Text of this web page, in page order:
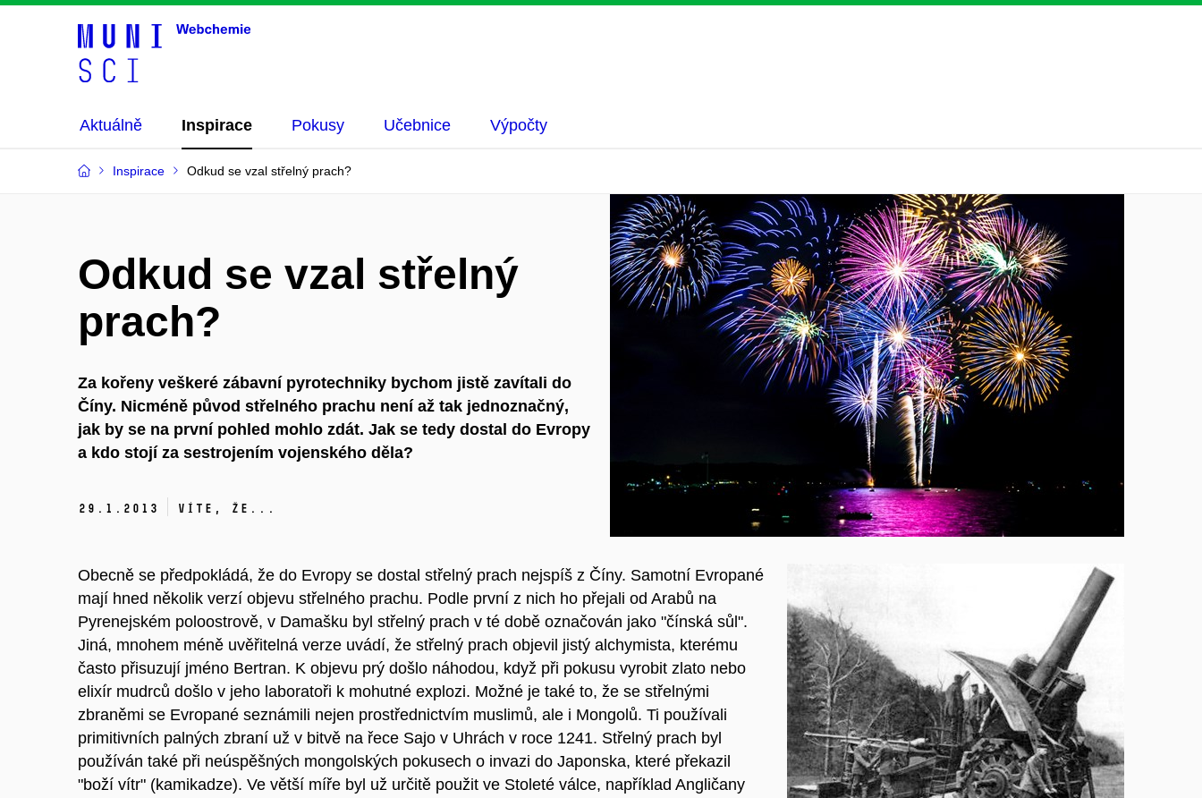
Aktuálně Inspirace Pokusy Učebnice Výpočty
Inspirace Odkud se vzal střelný prach?
Odkud se vzal střelný
prach?
Za kořeny veškeré zábavní pyrotechniky bychom jistě zavítali do
Číny. Nicméně původ střelného prachu není až tak jednoznačný,
jak by se na první pohled mohlo zdát. Jak se tedy dostal do Evropy
a kdo stojí za sestrojením vojenského děla?
29. 1. 2013 Víte, že...
Obecně se předpokládá, že do Evropy se dostal střelný prach nejspíš z Číny. Samotní Evropané
mají hned několik verzí objevu střelného prachu. Podle první z nich ho přejali od Arabů na
Pyrenejském poloostrově, v Damašku byl střelný prach v té době označován jako "čínská sůl".
Jiná, mnohem méně uvěřitelná verze uvádí, že střelný prach objevil jistý alchymista, kterému
často přisuzují jméno Bertran. K objevu prý došlo náhodou, když při pokusu vyrobit zlato nebo
elixír mudrců došlo v jeho laboratoři k mohutné explozi. Možné je také to, že se střelnými
zbraněmi se Evropané seznámili nejen prostřednictvím muslimů, ale i Mongolů. Ti používali
primitivních palných zbraní už v bitvě na řece Sajo v Uhrách v roce 1241. Střelný prach byl
používán také při neúspěšných mongolských pokusech o invazi do Japonska, které překazil
"boží vítr" (kamikadze). Ve větší míře byl už určitě použit ve Stoleté válce, například Angličany